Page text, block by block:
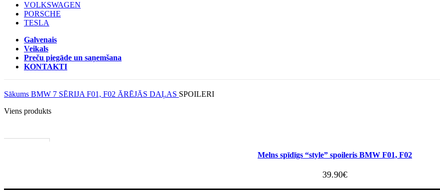
VOLKSWAGEN
PORSCHE
TESLA
Galvenais
Veikals
Preču piegāde un saņemšana
KONTAKTI
Sākums BMW 7 SĒRIJA F01, F02 ĀRĒJĀS DAĻAS SPOILERI
Viens produkts
Melns spīdīgs “style” spoileris BMW F01, F02
39.90€